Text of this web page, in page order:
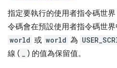
指定要執行的使用者指令碼世
令碼會在預設使用者指令碼世
world 或 world 為
線 (
) 的值為保留值。